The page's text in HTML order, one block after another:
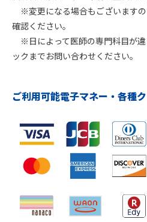
※変更になる場合もございます
確認ください。
※日によって医師の専門科目が
ックまでお問い合わせください。
ご利用可能電子マネー・各種